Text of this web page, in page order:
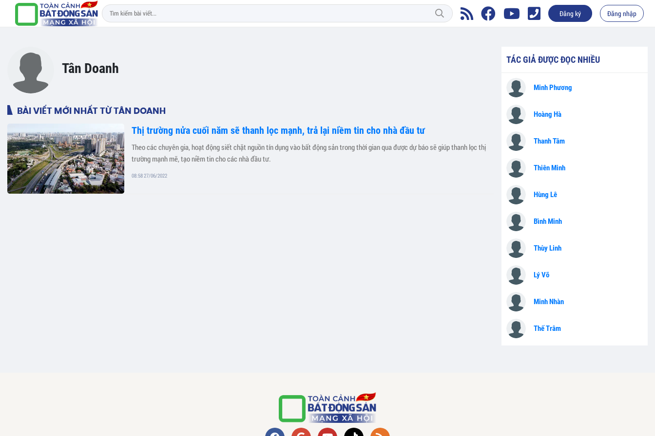
Đăng ký Đăng nhập
Tân Doanh
BÀI VIẾT MỚI NHẤT TỪ TÂN DOANH
Thị trường nửa cuối năm sẽ thanh lọc mạnh, trả lại niềm tin cho nhà đầu tư
Theo các chuyên gia, hoạt động siết chặt nguồn tín dụng vào bất động sản trong thời gian qua được dự báo sẽ giúp thanh lọc thị
trường mạnh mẽ, tạo niềm tin cho các nhà đầu tư.
08:58 27/06/2022
TÁC GIẢ ĐƯỢC ĐỌC NHIỀU
Minh Phương
Hoàng Hà
Thanh Tâm
Thiên Minh
Hùng Lê
Bình Minh
Thùy Linh
Lý Võ
Minh Nhàn
Thế Trâm